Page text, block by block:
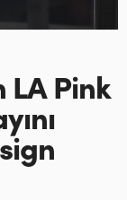
LAPink